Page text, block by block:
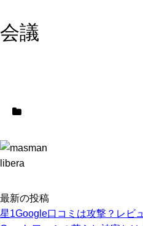
会議
libera
最新の投稿
星1Google口コミは攻撃？レビ